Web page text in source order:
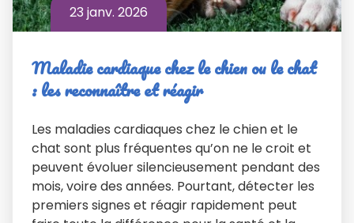
23 janv. 2026
Maladie cardiaque chez le chien ou le chat
: les reconnaître et réagir
Les maladies cardiaques chez le chien et le
chat sont plus fréquentes qu’on ne le croit et
peuvent évoluer silencieusement pendant des
mois, voire des années. Pourtant, détecter les
premiers signes et réagir rapidement peut